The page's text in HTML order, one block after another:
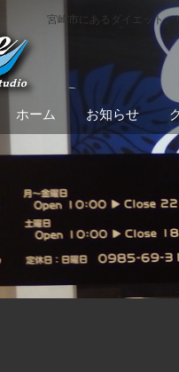
宮崎市にあるダイエット
ホーム お知らせ